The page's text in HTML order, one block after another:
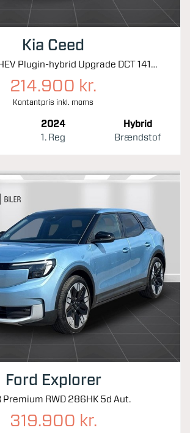
Kia Ceed
SW 1,6 GDI PHEV Plugin-hybrid Upgrade DCT 141HK Stc 6g Aut.
214.900 kr.
Kontantpris inkl. moms
2024
1. Reg
Hybrid
Brændstof
Ford Explorer
Premium RWD 286HK 5d Aut.
319.900 kr.